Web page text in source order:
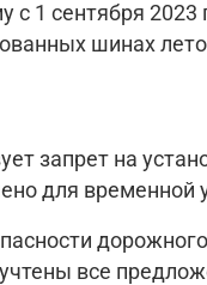
с 1 сентября
шинах
запрет на
для временной
все